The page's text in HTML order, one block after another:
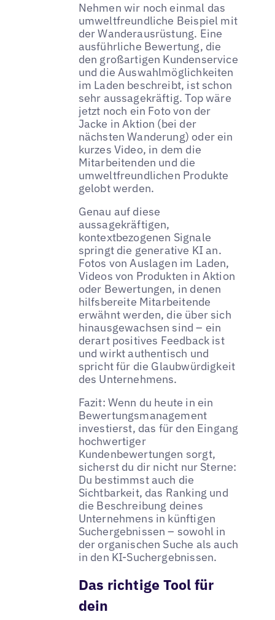
Nehmen wir noch einmal das
umweltfreundliche Beispiel mit
der Wanderausrüstung. Eine
ausführliche Bewertung, die
den großartigen Kundenservice
und die Auswahlmöglichkeiten
im Laden beschreibt, ist schon
sehr aussagekräftig. Top wäre
jetzt noch ein Foto von der
Jacke in Aktion (bei der
nächsten Wanderung) oder ein
kurzes Video, in dem die
Mitarbeitenden und die
umweltfreundlichen Produkte
gelobt werden.
Genau auf diese
aussagekräftigen,
kontextbezogenen Signale
springt die generative KI an.
Fotos von Auslagen im Laden,
Videos von Produkten in Aktion
oder Bewertungen, in denen
hilfsbereite Mitarbeitende
erwähnt werden, die über sich
hinausgewachsen sind – ein
derart positives Feedback ist
und wirkt authentisch und
spricht für die Glaubwürdigkeit
des Unternehmens.
Fazit: Wenn du heute in ein
Bewertungsmanagement
investierst, das für den Eingang
hochwertiger
Kundenbewertungen sorgt,
sicherst du dir nicht nur Sterne:
Du bestimmst auch die
Sichtbarkeit, das Ranking und
die Beschreibung deines
Unternehmens in künftigen
Suchergebnissen – sowohl in
der organischen Suche als auch
in den KI-Suchergebnissen.
Das richtige Tool für
dein